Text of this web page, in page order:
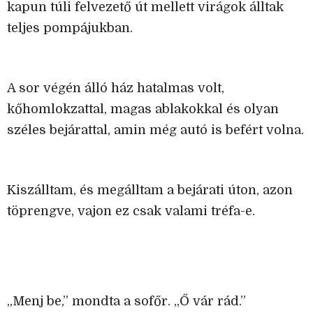
kapun túli felvezető út mellett virágok álltak
teljes pompájukban.
A sor végén álló ház hatalmas volt,
kőhomlokzattal, magas ablakokkal és olyan
széles bejárattal, amin még autó is befért volna.
Kiszálltam, és megálltam a bejárati úton, azon
töprengve, vajon ez csak valami tréfa-e.
„Menj be,” mondta a sofőr. „Ő vár rád.”